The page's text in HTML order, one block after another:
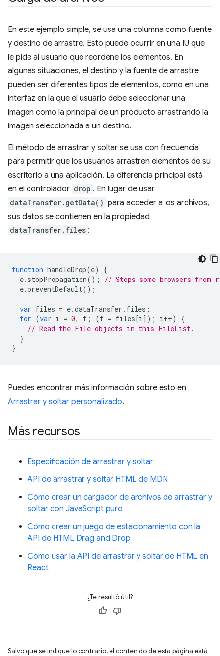
En este ejemplo simple, se usa una columna como fuente
y destino de arrastre. Esto puede ocurrir en una IU que
le pide al usuario que reordene los elementos. En
algunas situaciones, el destino y la fuente de arrastre
pueden ser diferentes tipos de elementos, como en una
interfaz en la que el usuario debe seleccionar una
imagen como la principal de un producto arrastrando la
imagen seleccionada a un destino.
El método de arrastrar y soltar se usa con frecuencia
para permitir que los usuarios arrastren elementos de su
escritorio a una aplicación. La diferencia principal está
en el controlador drop . En lugar de usar
dataTransfer.getData() para acceder a los archivos,
sus datos se contienen en la propiedad
dataTransfer.files :
function handleDrop(e)
{
e. stopPropagation();
// Stops some browsers from
e.preventDefault();
var files = e.dataTransfer . files ;
for (var i = 0, f ; (f = files[i]); i++)
{
// Read the File objects in this FileList.
}
}
Puedes encontrar más información sobre esto en
Arrastrar y soltar personalizado.
Más recursos
Especificación de arrastrar y soltar
API de arrastrar y soltar HTML de MDN
Cómo crear un cargador de archivos de arrastrar y
soltar con JavaScript puro
Cómo crear un juego de estacionamiento con la
API de HTML Drag and Drop
Cómo usar la API de arrastrar y soltar de HTML en
React
¿Te resultó útil?
Salvo que se indique lo contrario, el contenido de esta página está